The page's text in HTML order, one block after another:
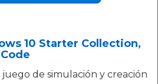
10 Starter Collection,
de simulación y creación